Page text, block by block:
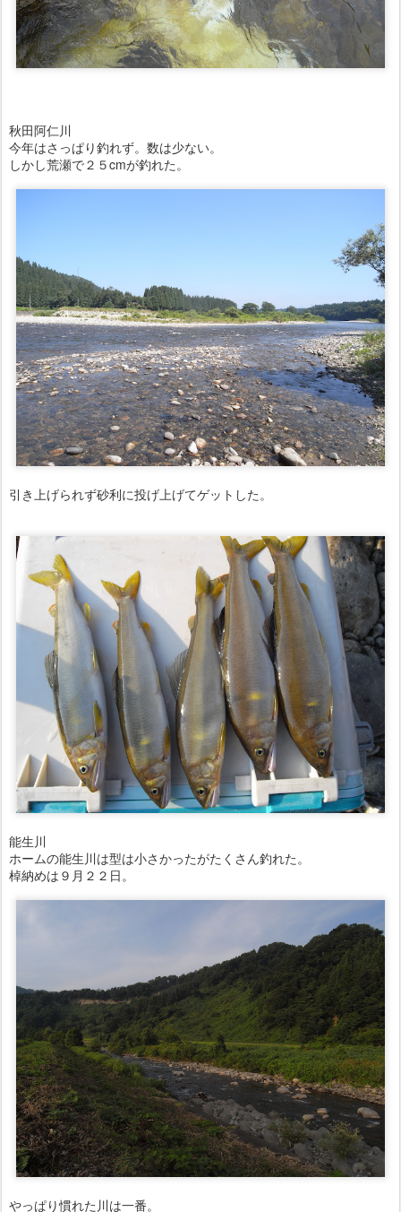
秋田阿仁川
今年はさっぱり釣れず。数は少ない。
しかし荒瀬で２５cmが釣れた。
引き上げられず砂利に投げ上げてゲットした。
能生川
ホームの能生川は型は小さかったがたくさん釣れた。
棹納めは９月２２日。
やっぱり慣れた川は一番。